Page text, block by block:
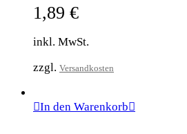
1,89 €
inkl. MwSt.
zzgl. Versandkosten
In den Warenkorb